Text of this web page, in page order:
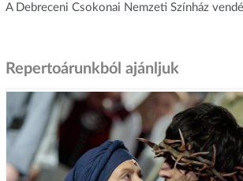
A Debreceni Csokonai Nemzeti Színház
Repertoárunkból ajánljuk